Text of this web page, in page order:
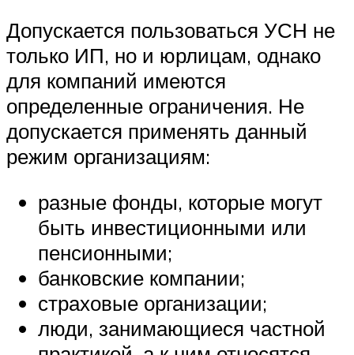
Допускается пользоваться УСН не
только ИП, но и юрлицам, однако
для компаний имеются
определенные ограничения. Не
допускается применять данный
режим организациям:
разные фонды, которые могут
быть инвестиционными или
пенсионными;
банковские компании;
страховые организации;
люди, занимающиеся частной